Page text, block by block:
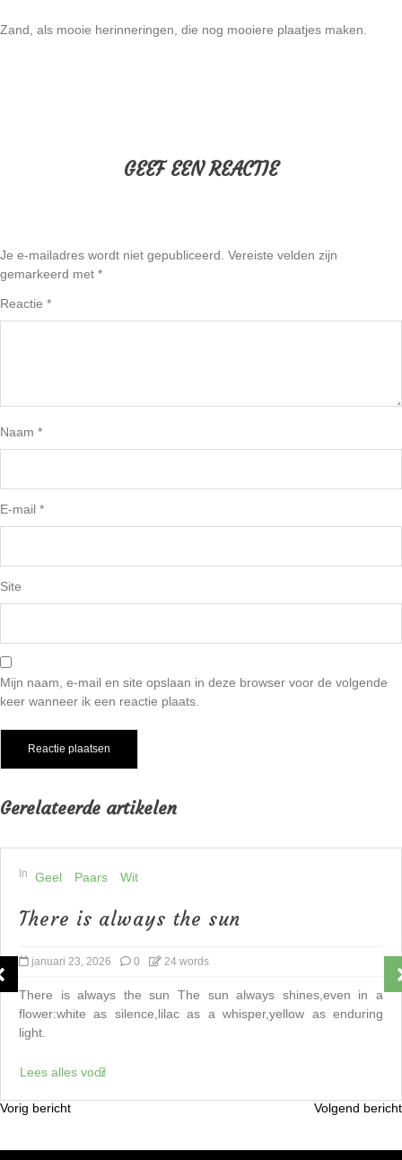
Zand, als mooie herinneringen, die nog mooiere plaatjes maken.
GEEF EEN REACTIE
Je e-mailadres wordt niet gepubliceerd. Vereiste velden zijn
gemarkeerd met *
Reactie *
Naam *
E-mail *
Site
Mijn naam, e-mail en site opslaan in deze browser voor de volgende
keer wanneer ik een reactie plaats.
Gerelateerde artikelen
In Geel Paars Wit
There is always the sun
januari 23, 2026 0 24 words
There is always the sun The sun always shines,even in a
flower:white as silence,lilac as a whisper,yellow as enduring
light.
Lees alles voor
B
Vorig bericht Volgend bericht